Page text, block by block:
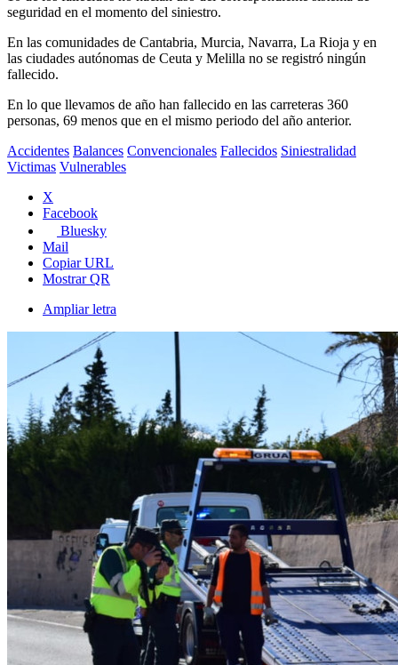
seguridad en el momento del siniestro.
En las comunidades de Cantabria, Murcia, Navarra, La Rioja y en
las ciudades autónomas de Ceuta y Melilla no se registró ningún
fallecido.
En lo que llevamos de año han fallecido en las carreteras 360
personas, 69 menos que en el mismo periodo del año anterior.
Accidentes Balances Convencionales Fallecidos Siniestralidad
Victimas Vulnerables
X
Facebook
Bluesky
Mail
Copiar URL
Mostrar QR
Ampliar letra